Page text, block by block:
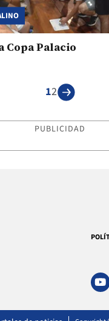
Copa Palacio
12
PUBLICIDAD